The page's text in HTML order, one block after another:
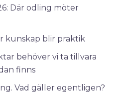
Där odling möter
kunskap blir praktik
behöver vi ta tillvara
finns
Vad gäller egentligen?